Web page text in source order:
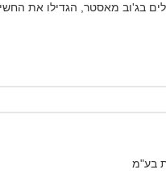
בג'וב מאסטר, הגדילו את
בע"מ